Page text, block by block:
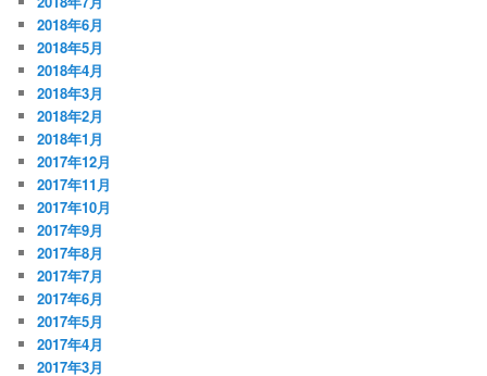
2018年6月
2018年5月
2018年4月
2018年3月
2018年2月
2018年1月
2017年12月
2017年11月
2017年10月
2017年9月
2017年8月
2017年7月
2017年6月
2017年5月
2017年4月
2017年3月